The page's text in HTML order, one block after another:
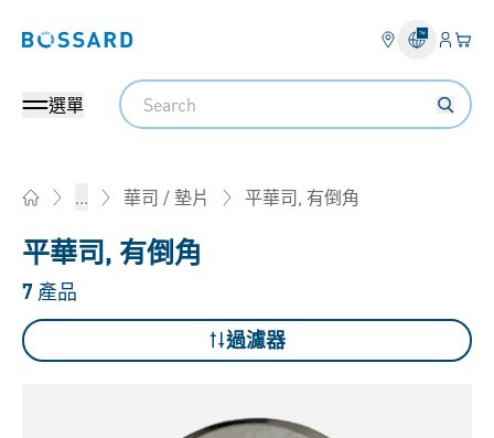
Bossard homepage 登錄
您
選單
Search
... 華司 / 墊片 平華司, 有倒角
平華司, 有倒角
7 產品
過濾器